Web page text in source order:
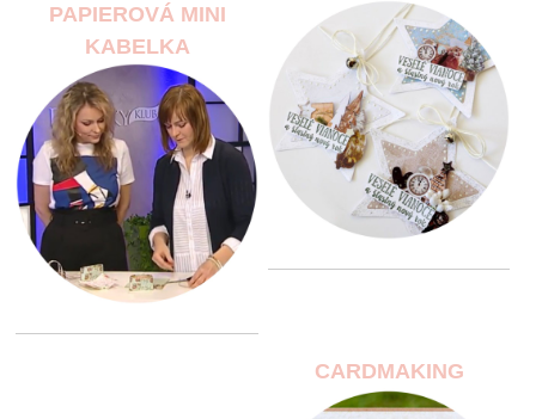
PAPIEROVÁ MINI
KABELKA
CARDMAKING